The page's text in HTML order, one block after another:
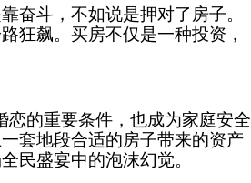
奋斗，不如说是押对了房子。
狂飙。买房不仅是一种投资，
恋的重要条件，也成为家庭安全
套地段合适的房子带来的资产
民盛宴中的泡沫幻觉。